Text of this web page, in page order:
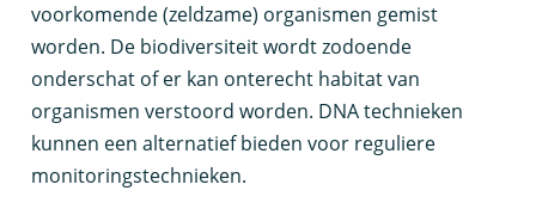
voorkomende (zeldzame) organismen gemist
worden. De biodiversiteit wordt zodoende
onderschat of er kan onterecht habitat van
organismen verstoord worden. DNA technieken
kunnen een alternatief bieden voor reguliere
monitoringstechnieken.